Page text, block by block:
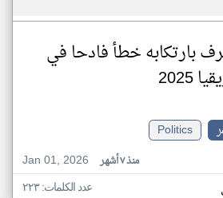
بارتكابه خطأ فادحا في
Politics
Jan 01, 2026
منذ ٧ أشهر
عدد الكلمات: ٢٢٣